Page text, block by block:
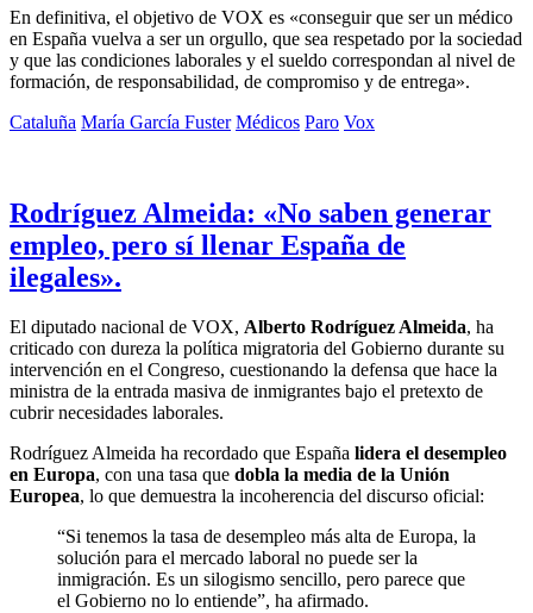
En definitiva, el objetivo de VOX es «conseguir que ser un médico
en España vuelva a ser un orgullo, que sea respetado por la sociedad
y que las condiciones laborales y el sueldo correspondan al nivel de
formación, de responsabilidad, de compromiso y de entrega».
Cataluña María García Fuster Médicos Paro Vox
Rodríguez Almeida: «No saben generar
empleo, pero sí llenar España de
ilegales».
El diputado nacional de VOX, Alberto Rodríguez Almeida, ha
criticado con dureza la política migratoria del Gobierno durante su
intervención en el Congreso, cuestionando la defensa que hace la
ministra de la entrada masiva de inmigrantes bajo el pretexto de
cubrir necesidades laborales.
Rodríguez Almeida ha recordado que España lidera el desempleo
en Europa, con una tasa que dobla la media de la Unión
Europea, lo que demuestra la incoherencia del discurso oficial:
“Si tenemos la tasa de desempleo más alta de Europa, la
solución para el mercado laboral no puede ser la
inmigración. Es un silogismo sencillo, pero parece que
el Gobierno no lo entiende”, ha afirmado.